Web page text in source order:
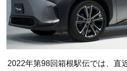
2022年第98回箱根駅伝では、直